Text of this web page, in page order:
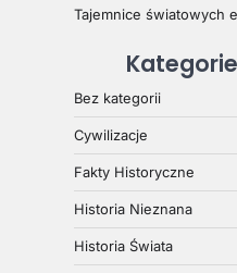
Tajemnice światowych
Bez kategorii
Cywilizacje
Fakty Historyczne
Historia Nieznana
Historia Świata